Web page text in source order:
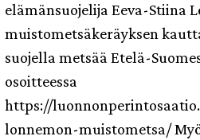
elämänsuojelija Eeva-Stiina
muistometsäkeräyksen
suojella metsää Etelä-
osoitteessa
https://
lonnemon-muistometsa/